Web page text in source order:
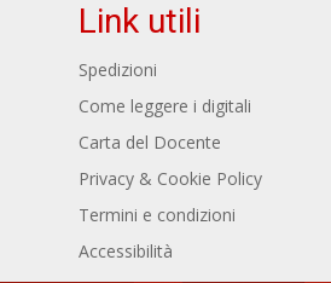
Link utili
Spedizioni
Come leggere i digitali
Carta del Docente
Privacy & Cookie Policy
Termini e condizioni
Accessibilità